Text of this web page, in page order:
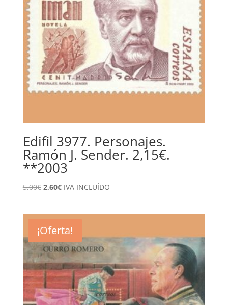
Edifil 3977. Personajes.
Ramón J. Sender. 2,15€.
**2003
5,00€ El
5,00€.
2,60€El
2,60€.
IVA INCLUÍDO
¡Oferta!